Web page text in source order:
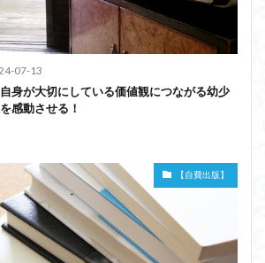
07-13
身が大切にしている価値観につながる幼少
感動させる！
【自費出版】